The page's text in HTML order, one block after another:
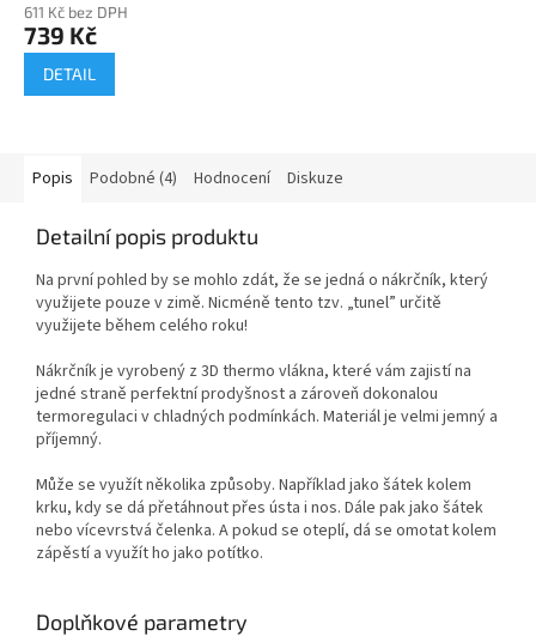
611 Kč bez DPH
739 Kč
DETAIL
Popis Podobné (4) Hodnocení Diskuze
Detailní popis produktu
Na první pohled by se mohlo zdát, že se jedná o nákrčník, který
využijete pouze v zimě. Nicméně tento tzv. „tunel” určitě
využijete během celého roku!
Nákrčník je vyrobený z 3D thermo vlákna, které vám zajistí na
jedné straně perfektní prodyšnost a zároveň dokonalou
termoregulaci v chladných podmínkách. Materiál je velmi jemný a
příjemný.
Může se využít několika způsoby. Například jako šátek kolem
krku, kdy se dá přetáhnout přes ústa i nos. Dále pak jako šátek
nebo vícevrstvá čelenka. A pokud se oteplí, dá se omotat kolem
zápěstí a využít ho jako potítko.
Doplňkové parametry